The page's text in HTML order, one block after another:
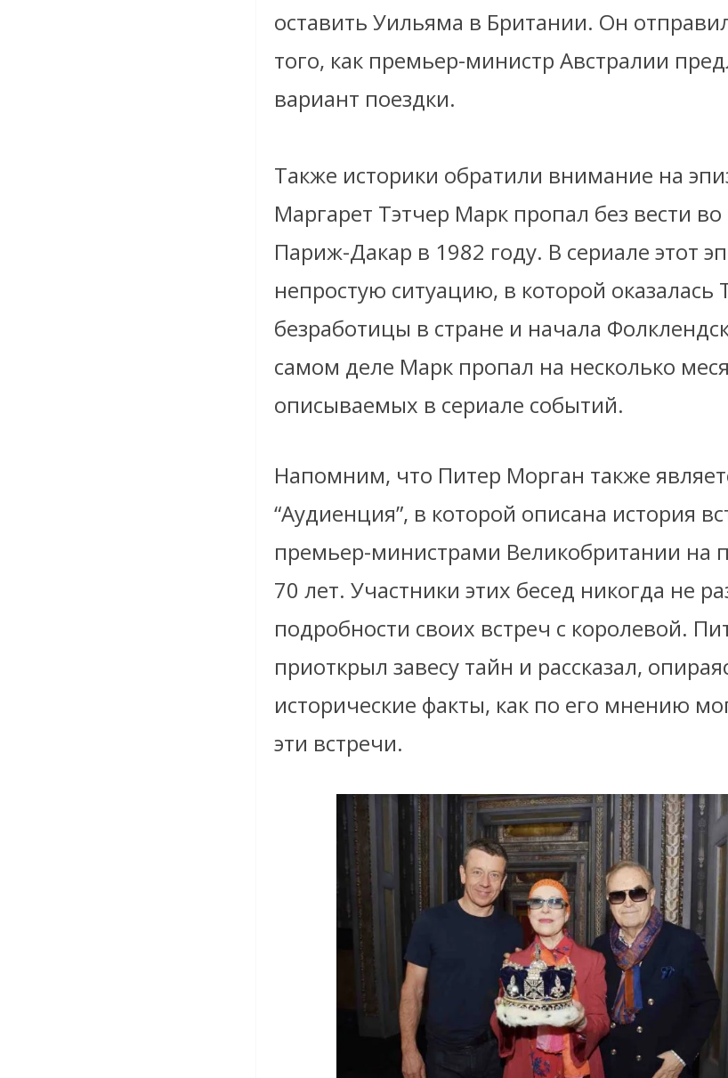
оставить Уильяма в Британии. Он
того, как премьер-министр Австралии
вариант поездки.
Также историки обратили внимание на
Маргарет Тэтчер Марк пропал без вести
Париж-Дакар в 1982 году. В сериале этот
непростую ситуацию, в которой оказалась
безработицы в стране и начала
самом деле Марк пропал на несколько
описываемых в сериале событий.
Напомним, что Питер Морган также
“Аудиенция”, в которой описана история
премьер-министрами Великобритании на
70 лет. Участники этих бесед никогда не
подробности своих встреч с королевой.
приоткрыл завесу тайн и рассказал,
исторические факты, как по его мнению
эти встречи.